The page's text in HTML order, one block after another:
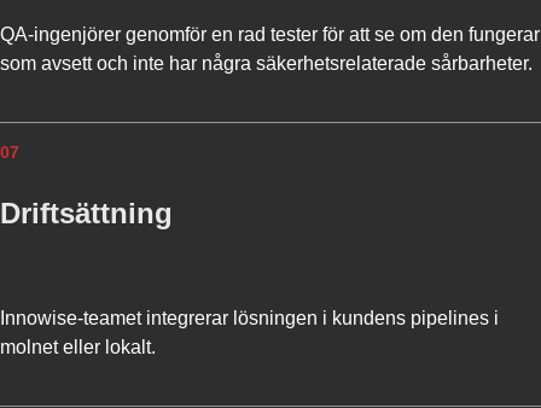
QA-ingenjörer genomför en rad tester för att se om den fungerar
som avsett och inte har några säkerhetsrelaterade sårbarheter.
07
Driftsättning
Innowise-teamet integrerar lösningen i kundens pipelines i
molnet eller lokalt.